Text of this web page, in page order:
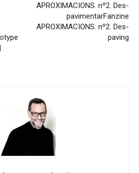
APROXIMACIONS. nº2. Des-
pavimentarFanzine
APROXIMACIONS. nº2. Des-
paving